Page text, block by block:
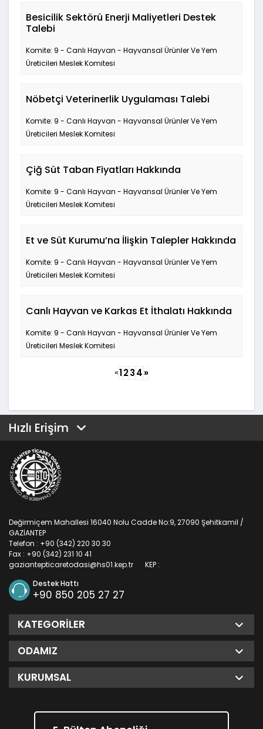
Besicilik Sektörü Enerji Maliyetleri Destek
Talebi
Komite: 9 - Canlı Hayvan - Hayvansal Ürünler Ve Yem
Üreticileri Meslek Komitesi
Nöbetçi Veterinerlik Uygulaması Talebi
Komite: 9 - Canlı Hayvan - Hayvansal Ürünler Ve Yem
Üreticileri Meslek Komitesi
Çiğ Süt Taban Fiyatları Hakkında
Komite: 9 - Canlı Hayvan - Hayvansal Ürünler Ve Yem
Üreticileri Meslek Komitesi
Et ve Süt Kurumu’na İlişkin Talepler Hakkında
Komite: 9 - Canlı Hayvan - Hayvansal Ürünler Ve Yem
Üreticileri Meslek Komitesi
Canlı Hayvan ve Karkas Et İthalatı Hakkında
Komite: 9 - Canlı Hayvan - Hayvansal Ürünler Ve Yem
Üreticileri Meslek Komitesi
«1234»
Hızlı Erişim
Değirmiçem Mahallesi 16040 Nolu Cadde No:9, 27090 Şehitkamil /
GAZİANTEP
Telefon : +90 (342) 220 30 30
Fax : +90 (342) 231 10 41
KEP :
gaziantepticaretodasi@hs01.kep.tr
Destek Hattı
+90 850 205 27 27
KATEGORILER
ODAMIZ
KURUMSAL